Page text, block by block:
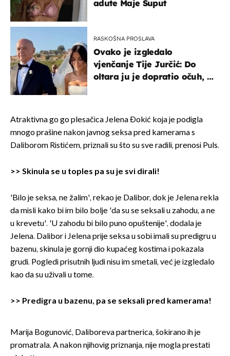
adute Maje Šuput
RASKOŠNA PROSLAVA
Ovako je izgledalo
vjenčanje Tije Jurčić: Do
oltara ju je dopratio očuh, a
Atraktivna go go plesačica Jelena Đokić koja je podigla
mnogo prašine nakon javnog seksa pred kamerama s
Daliborom Ristićem, priznali su što su sve radili, prenosi Puls.
>> Skinula se u toples pa su je svi dirali!
'Bilo je seksa, ne žalim', rekao je Dalibor, dok je Jelena rekla
da misli kako bi im bilo bolje 'da su se seksali u zahodu, a ne
u krevetu'. 'U zahodu bi bilo puno opuštenije', dodala je
Jelena. Dalibor i Jelena prije seksa u sobi imali su predigru u
bazenu, skinula je gornji dio kupaćeg kostima i pokazala
grudi. Pogledi prisutnih ljudi nisu im smetali, već je izgledalo
kao da su uživali u tome.
>> Predigra u bazenu, pa se seksali pred kamerama!
Marija Bogunović, Daliboreva partnerica, šokirano ih je
promatrala. A nakon njihovig priznanja, nije mogla prestati